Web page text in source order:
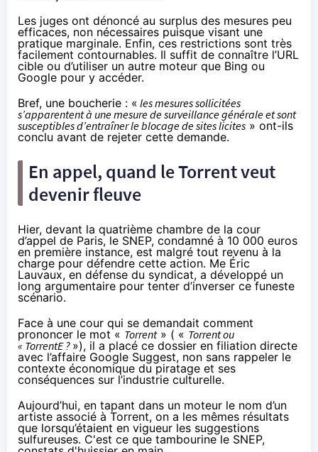
Les juges ont dénoncé au surplus des mesures peu
efficaces, non nécessaires puisque visant une
pratique marginale. Enfin, ces restrictions sont très
facilement contournables. Il suffit de connaître l’URL
cible ou d’utiliser un autre moteur que Bing ou
Google pour y accéder.
Bref, une boucherie : « les mesures sollicitées
s’apparentent à une mesure de surveillance générale et sont
susceptibles d’entraîner le blocage de sites licites » ont-ils
conclu avant de rejeter cette demande.
En appel, quand le Torrent veut
devenir fleuve
Hier, devant la quatrième chambre de la cour
d’appel de Paris, le SNEP, condamné à 10 000 euros
en première instance, est malgré tout revenu à la
charge pour défendre cette action. Me Éric
Lauvaux, en défense du syndicat, a développé un
long argumentaire pour tenter d’inverser ce funeste
scénario.
Face à une cour qui se demandait comment
prononcer le mot « Torrent» ( « Torrent ou
« TorrentE ? »), il a placé ce dossier en filiation directe
avec l’affaire Google Suggest, non sans rappeler le
contexte économique du piratage et ses
conséquences sur l’industrie culturelle.
Aujourd’hui, en tapant dans un moteur le nom d’un
artiste associé à Torrent, on a les mêmes résultats
que lorsqu’étaient en vigueur les suggestions
sulfureuses. C'est ce que tambourine le SNEP,